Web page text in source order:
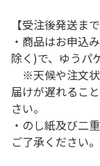
【受注後発送ま
・商品はお申込
除く)で、ゆうパ
※天候や注文状
届けが遅れるこ
さい。
・のし紙及び二
ご了承ください。